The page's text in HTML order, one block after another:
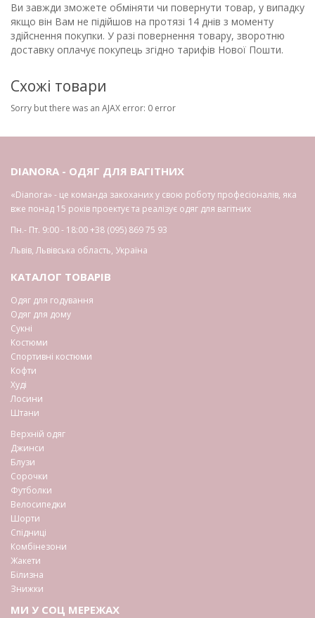
Ви завжди зможете обміняти чи повернути товар, у випадку
якщо він Вам не підійшов на протязі 14 днів з моменту
здійснення покупки. У разі повернення товару, зворотню
доставку оплачує покупець згідно тарифів Нової Пошти.
Схожі товари
Sorry but there was an AJAX error: 0 error
DIANORA - ОДЯГ ДЛЯ ВАГІТНИХ
«Dianora» - це команда закоханих у свою роботу професіоналів, яка
вже понад 15 років проектує та реалізує одяг для вагітних
Пн.- Пт. 9:00 - 18:00+38 (095) 869 75 93
Львів,Львівська область, Україна
КАТАЛОГ ТОВАРІВ
Одяг для годування
Одяг для дому
Сукні
Костюми
Спортивні костюми
Кофти
Худі
Лосини
Штани
Верхній одяг
Джинси
Блузи
Сорочки
Футболки
Велосипедки
Шорти
Спідниці
Комбінезони
Жакети
Білизна
Знижки
МИ У СОЦ МЕРЕЖАХ